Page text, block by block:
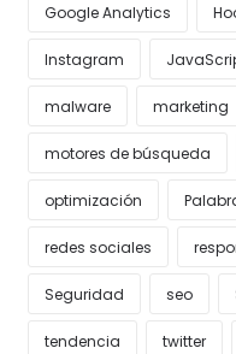
Google Analytics
Instagram
malware marketing
motores de búsqueda
optimización
redes sociales
Seguridad seo
tendencia twitter